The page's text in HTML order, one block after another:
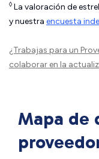
◊ La valoración de
y nuestra encuesta
¿Trabajas para un
colaborar en la
Mapa de